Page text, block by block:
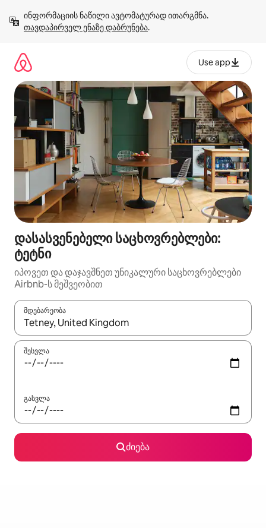
გადასვლა
თავდაპირველ ენაზე დაბრუნება.
Use app
დასასვენებელი საცხოვრებლები:
ტეტნი
იპოვეთ და დაჯავშნეთ უნიკალური საცხოვრებლები
Airbnb-ს მეშვეობით
მდებარეობა
როცა შედეგები ხელმისაწვდომი გახდება, ნავიგაციისთვის
შესვლა
გასვლა
ძიება